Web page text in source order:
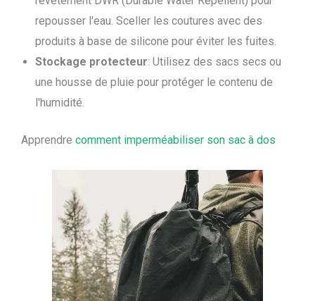
repousser l'eau. Sceller les coutures avec des
produits à base de silicone pour éviter les fuites.
Stockage protecteur: Utilisez des sacs secs ou
une housse de pluie pour protéger le contenu de
l'humidité.
Apprendre comment imperméabiliser son sac à dos